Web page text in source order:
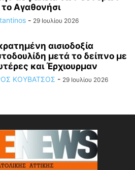
Αγαθονήσι
- 29 Ιουλίου 2026
αισιοδοξία
μετά το δείπνο με
και Έρχιουρμαν
ΚΟΥΒΑΤΣΟΣ - 29 Ιουλίου 2026